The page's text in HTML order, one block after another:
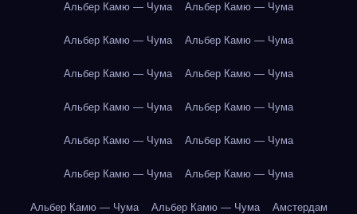
Альбер Камю — Чума Альбер Камю — Чума
Альбер Камю — Чума Альбер Камю — Чума
Альбер Камю — Чума Альбер Камю — Чума
Альбер Камю — Чума Альбер Камю — Чума
Альбер Камю — Чума Альбер Камю — Чума
Альбер Камю — Чума Альбер Камю — Чума
Альбер Камю — Чума Альбер Камю — Чума Амстердам